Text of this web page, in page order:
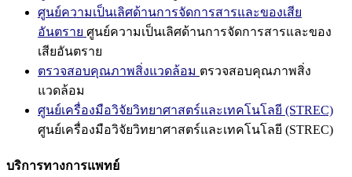
ศูนย์ความเป็นเลิศด้านการจัดการสารและของเสีย
อันตราย ศูนย์ความเป็นเลิศด้านการจัดการสารและของ
เสียอันตราย
ตรวจสอบคุณภาพสิ่งแวดล้อม ตรวจสอบคุณภาพสิ่ง
แวดล้อม
ศูนย์เครื่องมือวิจัยวิทยาศาสตร์และเทคโนโลยี (STREC)
ศูนย์เครื่องมือวิจัยวิทยาศาสตร์และเทคโนโลยี (STREC)
บริการทางการแพทย์